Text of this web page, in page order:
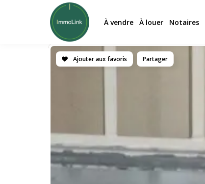
À vendre À louer Notaires
Ajouter aux favoris Partager